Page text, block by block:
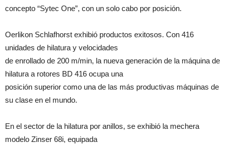
concepto “Sytec One”, con un solo cabo por posición.
Oerlikon Schlafhorst exhibió productos exitosos. Con 416
unidades de hilatura y velocidades
de enrollado de 200 m/min, la nueva generación de la máquina de
hilatura a rotores BD 416 ocupa una
posición superior como una de las más productivas máquinas de
su clase en el mundo.
En el sector de la hilatura por anillos, se exhibió la mechera
modelo Zinser 68i, equipada